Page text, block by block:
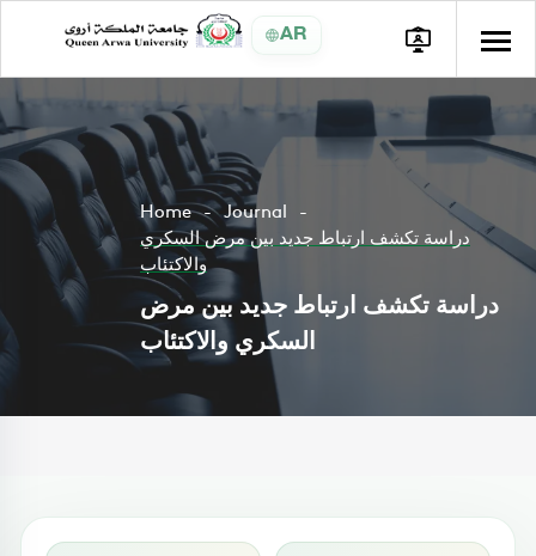
AR
Home
Journal
دراسة تكشف ارتباط جديد بين مرض السكري
والاكتئاب
دراسة تكشف ارتباط جديد بين مرض
السكري والاكتئاب